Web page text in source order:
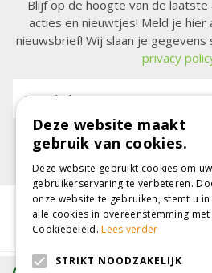
Blijf op de hoogte van de laatste
acties en nieuwtjes! Meld je hier
nieuwsbrief! Wij slaan je
privacy
E-mailadres:
TUINCENTRUM
15.000 m2 winkelplezier
Deze website maakt
gebruik van cookies.
Deze website gebruikt cookies om uw
gebruikerservaring te verbeteren.
onze website te gebruiken, stemt u
alle cookies in overeenstemming met
Cookiebeleid.Lees verder
STRIKT NOODZAKELIJK